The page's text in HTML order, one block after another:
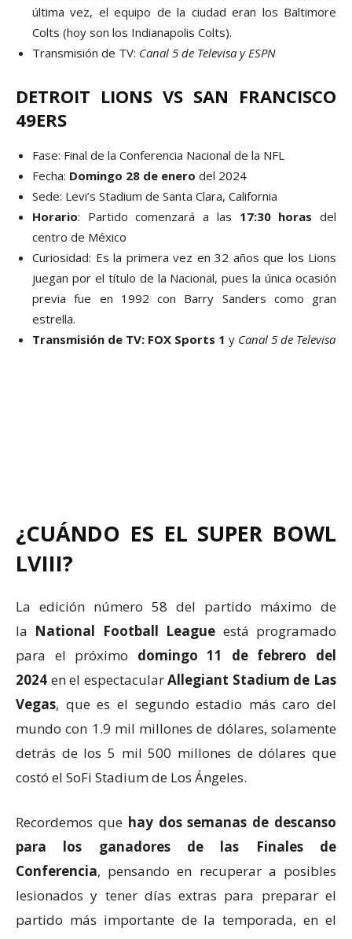
última vez, el equipo de la ciudad eran los Baltimore
Colts (hoy son los Indianapolis Colts).
Transmisión de TV: Canal 5 de Televisa y ESPN
DETROIT LIONS VS SAN FRANCISCO
49ERS
Fase: Final de la Conferencia Nacional de la NFL
Fecha: Domingo 28 de enero del 2024
Sede: Levi’s Stadium de Santa Clara, California
Horario: Partido comenzará a las 17:30 horas del
centro de México
Curiosidad: Es la primera vez en 32 años que los Lions
juegan por el título de la Nacional, pues la única ocasión
previa fue en 1992 con Barry Sanders como gran
estrella.
Transmisión de TV: FOX Sports 1 y Canal 5 de Televisa
¿CUÁNDO ES EL SUPER BOWL
LVIII?
La edición número 58 del partido máximo de
la National Football League está programado
para el próximo domingo 11 de febrero del
2024 en el espectacularAllegiant Stadium de Las
Vegas, que es el segundo estadio más caro del
mundo con 1.9 mil millones de dólares, solamente
detrás de los 5 mil 500 millones de dólares que
costó el SoFi Stadium de Los Ángeles.
Recordemos que hay dos semanas de descanso
para los ganadores de las Finales de
Conferencia, pensando en recuperar a posibles
lesionados y tener días extras para preparar el
partido más importante de la temporada, en el